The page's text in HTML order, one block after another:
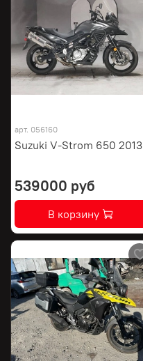
арт. 056160
Suzuki V-Strom 650 2013
539000 руб
В корзину